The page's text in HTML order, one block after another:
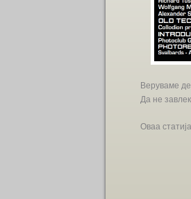
Веруваме
Да не
Оваа